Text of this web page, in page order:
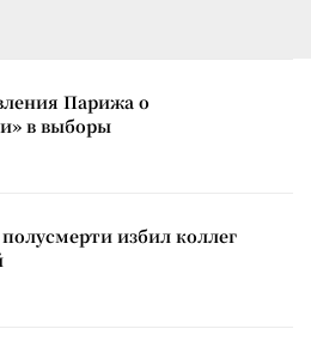
Парижа о
в выборы
избил коллег